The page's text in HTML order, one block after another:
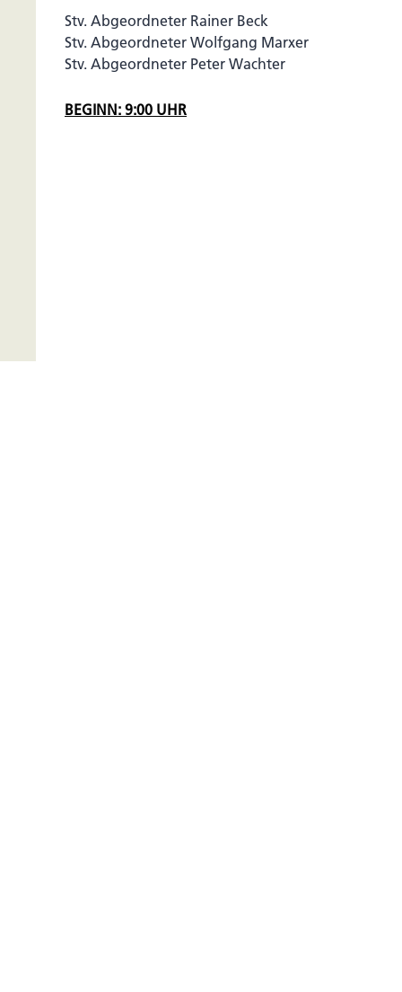
Stv. Abgeordneter Rainer Beck
Stv. Abgeordneter Wolfgang Marxer
Stv. Abgeordneter Peter Wachter
BEGINN: 9:00 UHR